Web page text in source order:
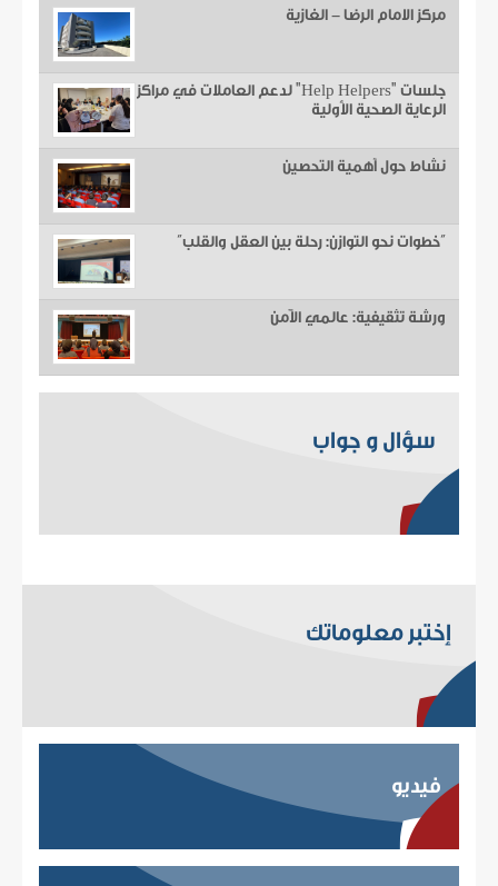
مركز الامام الرضا - الغازية
جلسات "Help Helpers" لدعم العاملات في مراكز
الرعاية الصحية الأولية
نشاط حول أهمية التحصين
“خطوات نحو التوازن: رحلة بين العقل والقلب”
ورشة تثقيفية: عالمي الآمن
سؤال و جواب
إختبر معلوماتك
فيديو